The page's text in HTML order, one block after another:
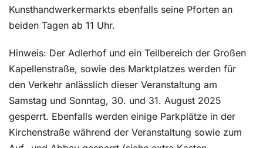
Kunsthandwerkermarkts ebenfalls seine Pforten an
beiden Tagen ab 11 Uhr.
Hinweis: Der Adlerhof und ein Teilbereich der Großen
Kapellenstraße, sowie des Marktplatzes werden für
den Verkehr anlässlich dieser Veranstaltung am
Samstag und Sonntag, 30. und 31. August 2025
gesperrt. Ebenfalls werden einige Parkplätze in der
Kirchenstraße während der Veranstaltung sowie zum